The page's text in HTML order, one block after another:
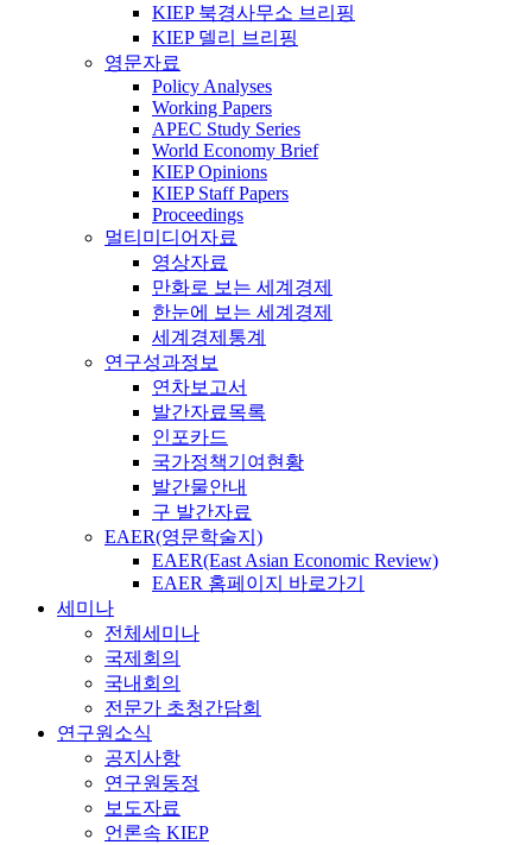
KIEP 북경사무소 브리핑
KIEP 델리 브리핑
영문자료
Policy Analyses
Working Papers
APEC Study Series
World Economy Brief
KIEP Opinions
KIEP Staff Papers
Proceedings
멀티미디어자료
영상자료
만화로 보는 세계경제
한눈에 보는 세계경제
세계경제통계
연구성과정보
연차보고서
발간자료목록
인포카드
국가정책기여현황
발간물안내
구 발간자료
EAER(영문학술지)
EAER(East Asian Economic Review)
EAER 홈페이지 바로가기
세미나
전체세미나
국제회의
국내회의
전문가 초청간담회
연구원소식
공지사항
연구원동정
보도자료
언론속 KIEP